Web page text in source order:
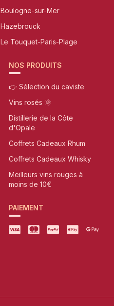
Boulogne-sur-Mer
Hazebrouck
Le Touquet-Paris-Plage
NOS PRODUITS
👉 Sélection du caviste
Vins rosés 🌞
Distillerie de la Côte
d'Opale
Coffrets Cadeaux Rhum
Coffrets Cadeaux Whisky
Meilleurs vins rouges à
moins de 10€
PAIEMENT